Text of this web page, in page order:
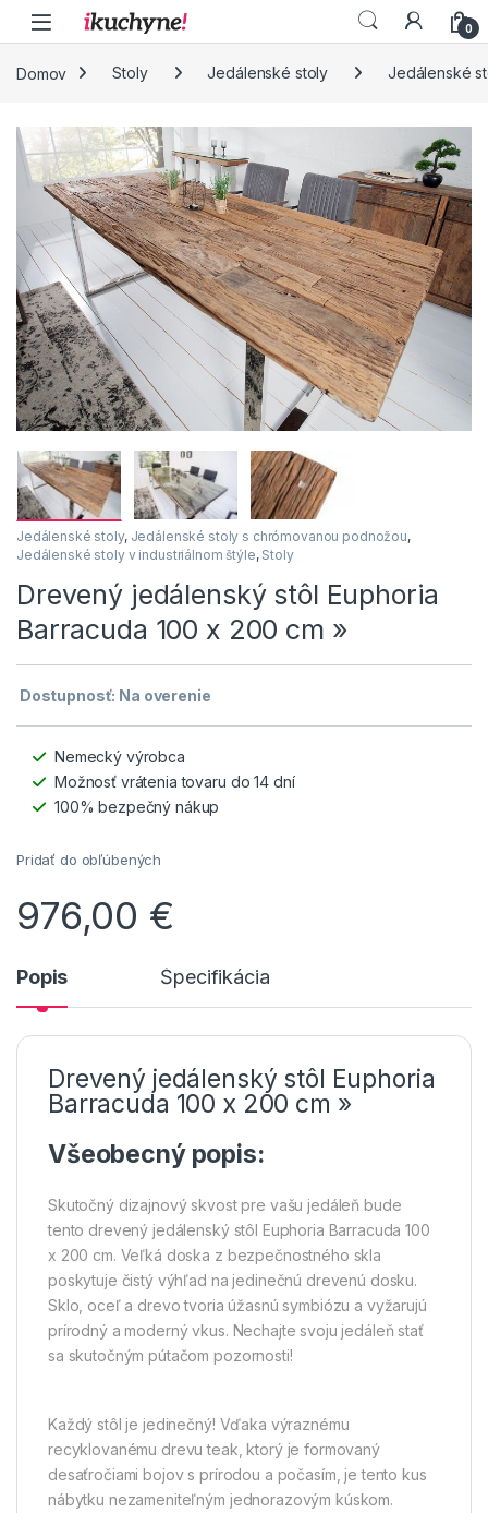
Skip to navigation
Skip to content
0
Domov Stoly Jedálenské stoly Jedálenské
🔍
Jedálenské stoly, Jedálenské stoly s chrómovanou podnožou,
Jedálenské stoly v industriálnom štýle, Stoly
Drevený jedálenský stôl Euphoria
Barracuda 100 x 200 cm »
Dostupnosť: Na overenie
Nemecký výrobca
Možnosť vrátenia tovaru do 14 dní
100% bezpečný nákup
Pridať do obľúbených
976,00 €
Popis Špecifikácia
Drevený jedálenský stôl Euphoria
Barracuda 100 x 200 cm »
Všeobecný popis:
Skutočný dizajnový skvost pre vašu jedáleň bude
tento drevený jedálenský stôl Euphoria Barracuda 100
x 200 cm. Veľká doska z bezpečnostného skla
poskytuje čistý výhľad na jedinečnú drevenú dosku.
Sklo, oceľ a drevo tvoria úžasnú symbiózu a vyžarujú
prírodný a moderný vkus. Nechajte svoju jedáleň stať
sa skutočným pútačom pozornosti!
Každý stôl je jedinečný! Vďaka výraznému
recyklovanému drevu teak, ktorý je formovaný
desaťročiami bojov s prírodou a počasím, je tento kus
nábytku nezameniteľným jednorazovým kúskom.